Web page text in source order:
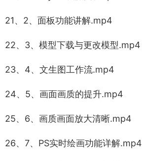
21、2、面板功能讲解.mp4
22、3、模型下载与更改模型.mp4
23、4、文生图工作流.mp4
24、5、画面画质的提升.mp4
25、6、画质画面放大清晰.mp4
26、7、PS实时绘画功能详解.mp4